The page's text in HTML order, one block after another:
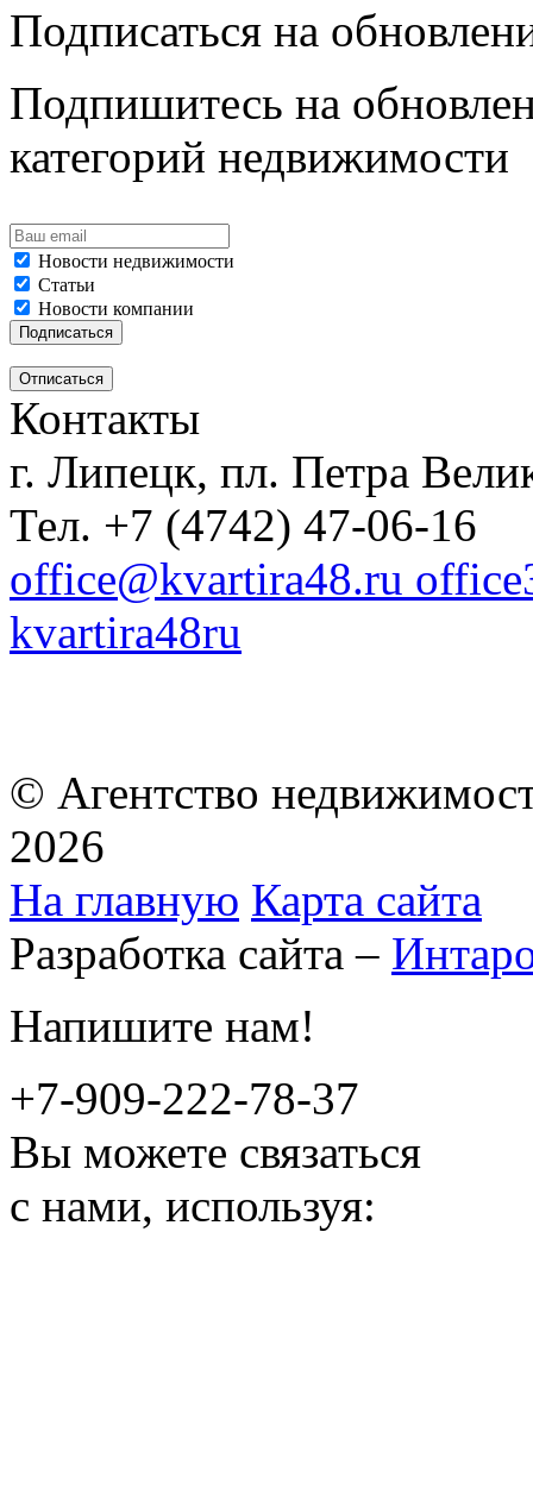
Подписаться на
Подпишитесь на
категорий недвижимости
Новости недвижимости
Статьи
Новости компании
Контакты
г. Липецк, пл. Петра
Тел. +7 (4742) 47-06-16
office@kvartira48.ru
kvartira48ru
© Агентство
2026
На главную Карта сайта
Разработка сайта –
Напишите нам!
+7-909-222-78-37
Вы можете связаться
с нами, используя: